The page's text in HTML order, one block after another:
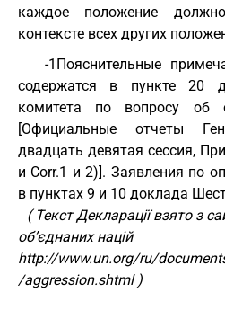
каждое положение
контексте всех других
-1Пояснительные
содержатся в пункте 20
комитета по вопросу об
[Официальные отчеты
двадцать девятая сессия,
и Соrr.1 и 2)]. Заявления по
в пунктах 9 и 10 доклада
( Текст Декларації взято з
об’єднаних націй
http://www.un.org/ru/
/aggression.shtml )